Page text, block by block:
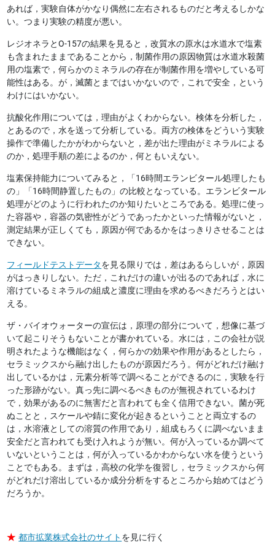
あれば，実験自体がかなり偶然に左右されるものだと考えるしかな
い。つまり実験の精度が悪い。
レジオネラとO-157の結果を見ると，改質水の原水は水道水で塩素
も含まれたままであることから，制菌作用の原因物質は水道水殺菌
用の塩素で，何らかのミネラルの存在が制菌作用を増やしている可
能性はある。が，滅菌とまではいかないので，これで安全，という
わけにはいかない。
抗酸化作用については，理由がよくわからない。検体を分析した，
とあるので，水を送って分析している。両方の検体をどういう実験
操作で準備したかがわからないと，差が出た理由がミネラルによる
のか，処理手順の差によるのか，何ともいえない。
塩素保持能力についてみると，「16時間エランビタール処理したも
の」「16時間静置したもの」の比較となっている。エランビタール
処理がどのように行われたのか知りたいところである。処理に使っ
た容器や，容器の気密性がどうであったかといった情報がないと，
測定結果が正しくても，原因が何であるかをはっきりさせることは
できない。
フィールドテストデータを見る限りでは，差はあるらしいが，原因
がはっきりしない。ただ，これだけの違いが出るのであれば，水に
溶けているミネラルの組成と濃度に理由を求めるべきだろうとはい
える。
ザ・バイオウォーターの宣伝は，原理の部分について，想像に基づ
いて起こりそうもないことが書かれている。水には，この会社が説
明されたような機能はなく，何らかの効果や作用があるとしたら，
セラミックスから融け出したものが原因だろう。何がどれだけ融け
出しているかは，元素分析等で調べることができるのに，実験を行
った形跡がない。真っ先に調べるべきものが無視されているわけ
で，効果があるのに無害だと言われても全く信用できない。菌が死
ぬことと，スケールや錆に変化が起きるということと両立するの
は，水溶液としての溶質の作用であり，組成もろくに調べないまま
安全だと言われても受け入れようが無い。何が入っているか調べて
いないということは，何が入っているかわからない水を使うという
ことでもある。まずは，高校の化学を復習し，セラミックスから何
がどれだけ溶出しているか成分分析をするところから始めてはどう
だろうか。
★ 都市拡業株式会社のサイト を見に行く